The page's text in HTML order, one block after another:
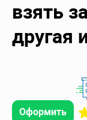
взять
другая
Оформить